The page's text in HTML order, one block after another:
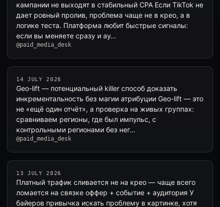
кампании не выходят в стабильный CPA Если TikTok не
дает ровный пролив, проблема чаще не в крео, а в
логике теста. Платформа любит быстрые сигналы:
если вы меняете сразу и ау…
@paid_media_desk
14 JULY 2026
Geo-lift — потенциальный killer способ доказать
инкрементальность без магии атрибуции Geo-lift — это
не «ещё один отчёт», а проверка на живых группах:
сравниваем регионы, где был импульс, с
контрольными регионами без нег…
@paid_media_desk
13 JULY 2026
Платный трафик сливается не на крео — чаще всего
ломается на связке оффер + событие + аудитория У
байеров привычка искать проблему в картинке, хотя